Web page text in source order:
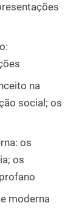
na
social; os
os
os
moderna